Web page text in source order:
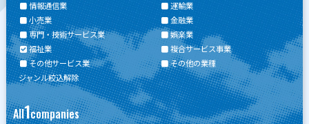
情報通信業
運輸業
小売業
金融業
専門・技術サービス業
娯楽業
福祉業
複合サービス事業
その他サービス業
その他の業種
ジャンル絞込解除
All1companies